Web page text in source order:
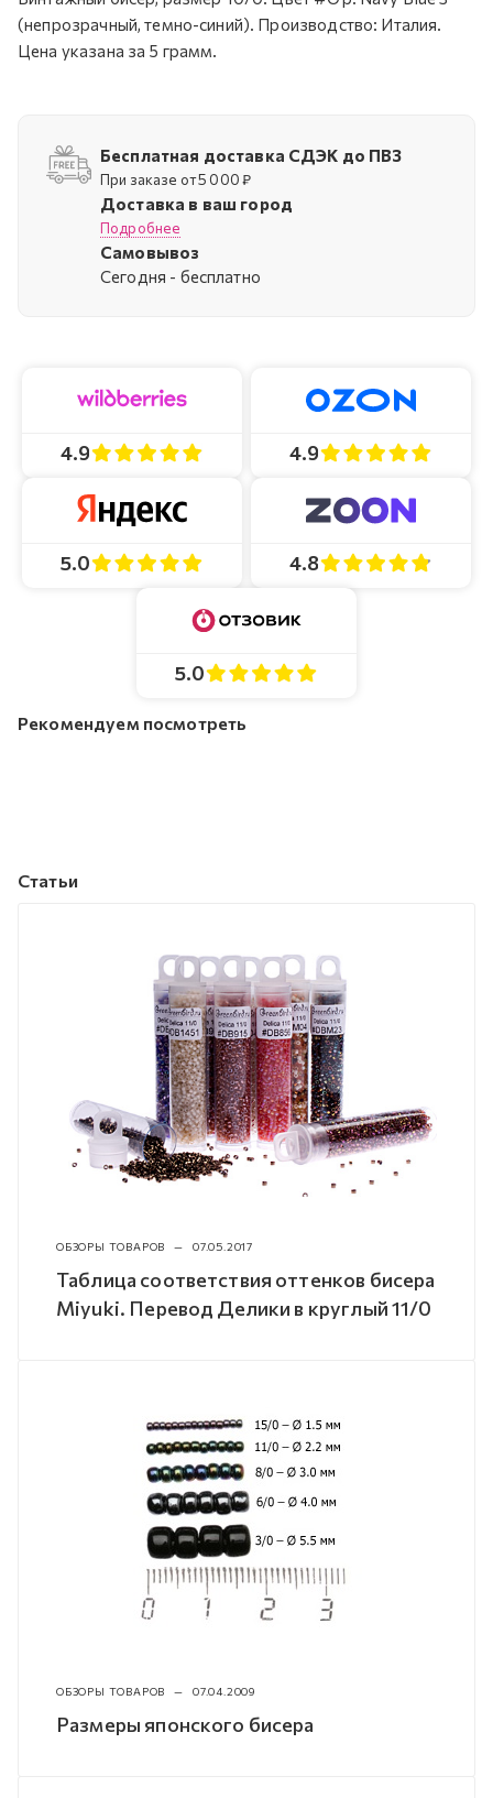
(непрозрачный, темно-синий). Производство: Италия.
Цена указана за 5 грамм.
Бесплатная доставка СДЭК до ПВЗ
При заказе от 5 000 ₽
Доставка в ваш город
Подробнее
Самовывоз
Cегодня - бесплатно
4.9 4.9
5.0 4.8
5.0
Рекомендуем посмотреть
Статьи
ОБЗОРЫ ТОВАРОВ — 07.05.2017
Таблица соответствия оттенков бисера
Miyuki. Перевод Делики в круглый 11/0
ОБЗОРЫ ТОВАРОВ — 07.04.2009
Размеры японского бисера